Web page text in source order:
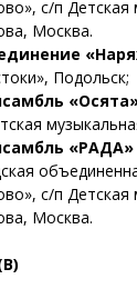
с/п
Москва.
Подольск;
«РАДА»
с/п
Москва.